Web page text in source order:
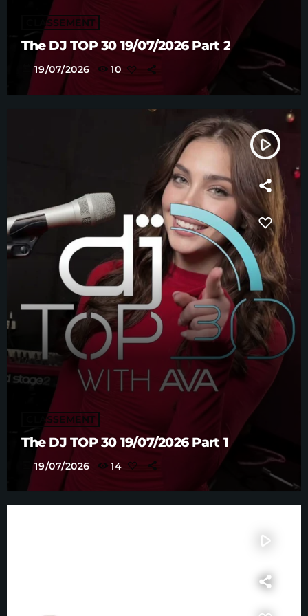
CLASSEMENT
The DJ TOP 30 19/07/2026 Part 2
19/07/2026 10
play_arrow
CLASSEMENT
The DJ TOP 30 19/07/2026 Part 1
19/07/2026 14
play_arrow